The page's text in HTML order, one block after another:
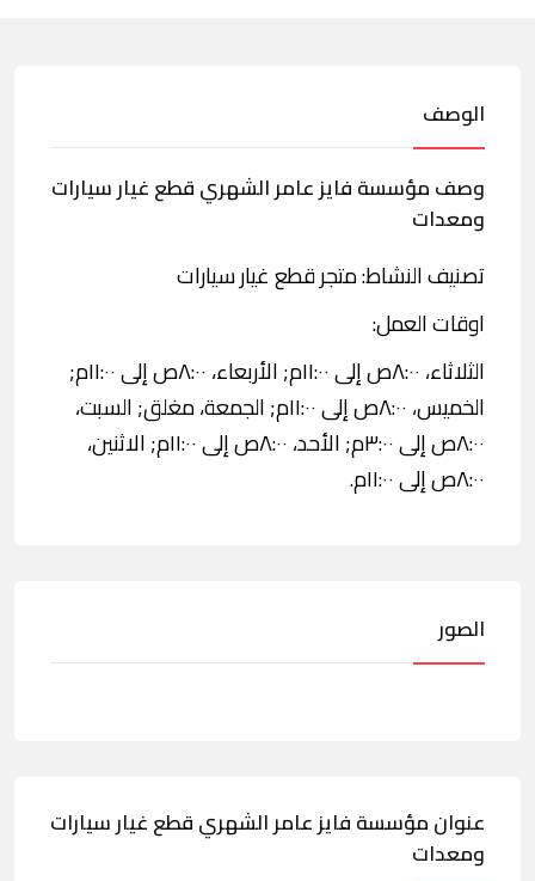
الوصف
وصف مؤسسة فايز عامر الشهري قطع غيار سيارات
ومعدات
تصنيف النشاط: متجر قطع غيار سيارات
اوقات العمل:
الثلاثاء، ٨:٠٠ص إلى ١١:٠٠م; الأربعاء، ٨:٠٠ص إلى ١١:٠٠م;
الخميس، ٨:٠٠ص إلى ١١:٠٠م; الجمعة، مغلق; السبت،
٨:٠٠ص إلى ٣:٠٠م; الأحد، ٨:٠٠ص إلى ١١:٠٠م; الاثنين،
٨:٠٠ص إلى ١١:٠٠م.
الصور
عنوان مؤسسة فايز عامر الشهري قطع غيار سيارات
ومعدات